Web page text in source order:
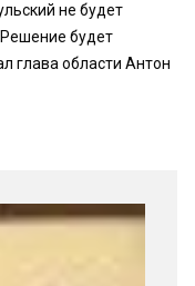
не будет
будет
глава области Антон